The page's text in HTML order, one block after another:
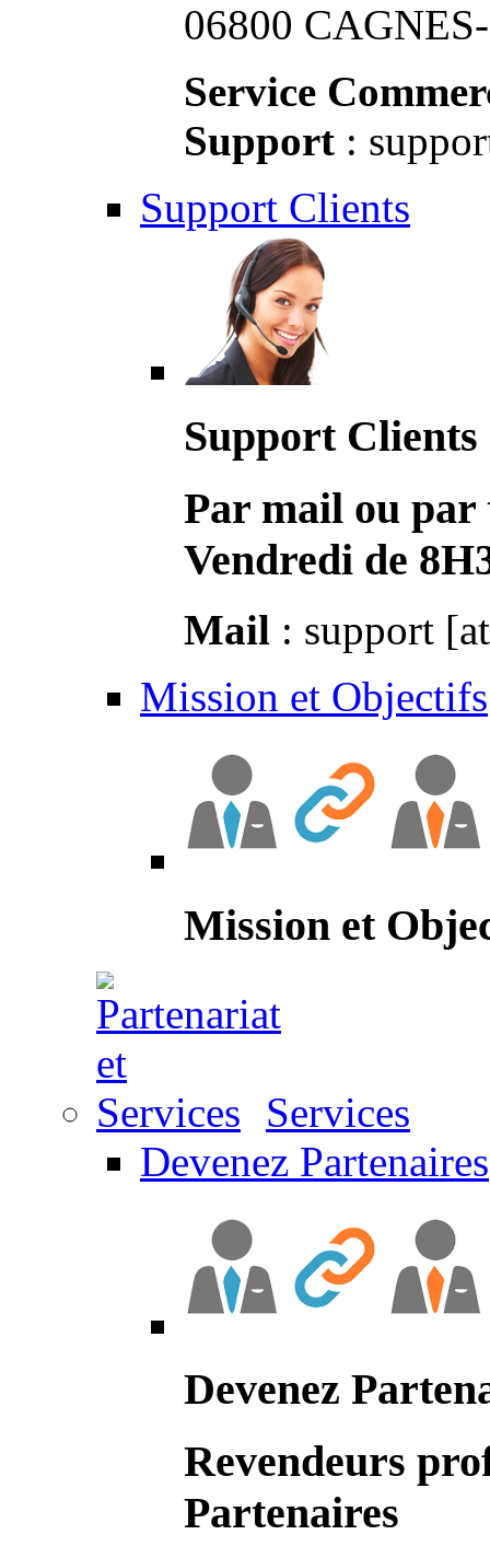
06800
Service
Support :
Support Clients
Support Clients
Par mail ou par
Vendredi de
Mail : support
Mission et Objectifs
Mission et
Services
Devenez Partenaires
Devenez
Revendeurs
Partenaires